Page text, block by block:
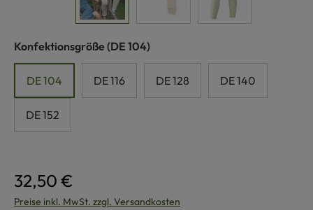
Konfektionsgröße auswählen
(DE 104)
DE 104 DE 116 DE 128 DE 140
DE 152
32,50 €
Preise inkl. MwSt. zzgl. Versandkosten